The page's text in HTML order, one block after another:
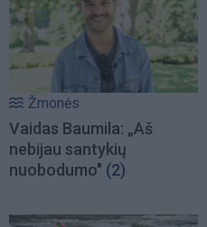
Žmonės
Vaidas Baumila: „Aš
nebijau santykių
nuobodumo" (2)